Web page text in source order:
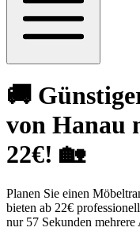
🚚
von Hanau
22€! 🏡
Planen Sie einen
bieten ab 22€
nur 57 Sekunden mehrere